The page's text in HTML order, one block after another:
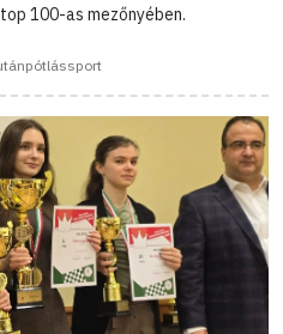
100-as mezőnyében.